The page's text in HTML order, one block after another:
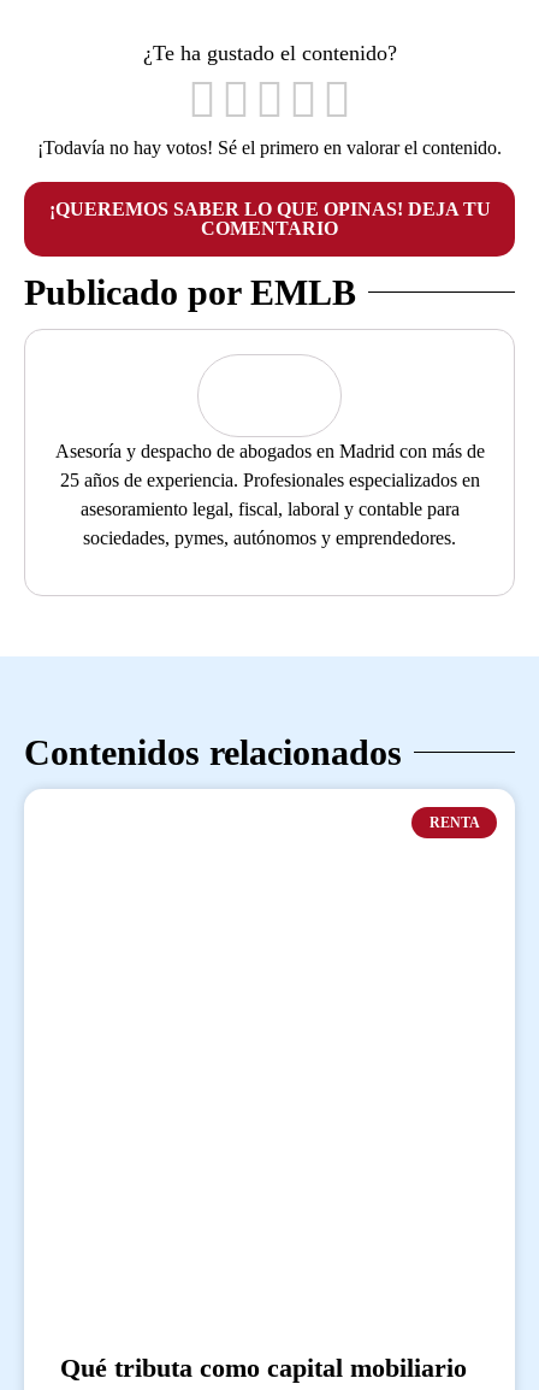
¿Te ha gustado el contenido?
¡Todavía no hay votos! Sé el primero en valorar el contenido.
¡QUEREMOS SABER LO QUE OPINAS! DEJA TU
COMENTARIO
Publicado por EMLB
Asesoría y despacho de abogados en Madrid con más de
25 años de experiencia. Profesionales especializados en
asesoramiento legal, fiscal, laboral y contable para
sociedades, pymes, autónomos y emprendedores.
Contenidos relacionados
RENTA
Qué tributa como capital mobiliario